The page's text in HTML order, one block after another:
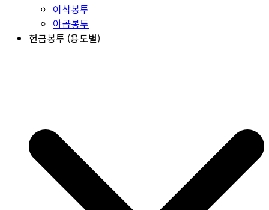
이삭봉투
야곱봉투
헌금봉투 (용도별)